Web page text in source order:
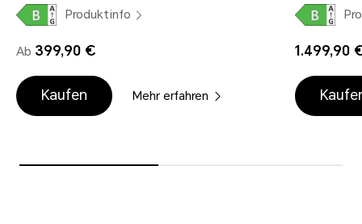
Produktinfo
Ab 399,90 €
Kaufen Mehr erfahren
1.499,90